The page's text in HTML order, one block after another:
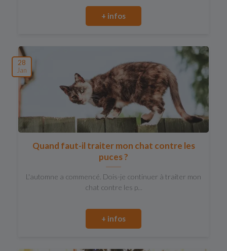
+ infos
28
Jan
Quand faut-il traiter mon chat contre les
puces ?
L'automne a commencé. Dois-je continuer à traiter mon
chat contre les p...
+ infos